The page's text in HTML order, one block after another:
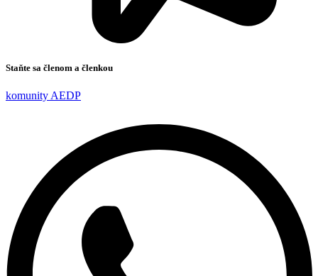
Staňte sa členom a členkou
komunity AEDP